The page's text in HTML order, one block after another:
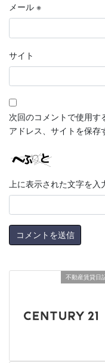
メール ※
サイト
次回のコメントで使用
アドレス、サイトを保存
上に表示された文字を入
不動産賃貸日